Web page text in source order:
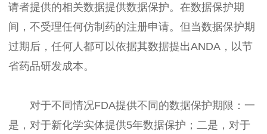
请者提供的相关数据提供数据保护。在数据保护期
间，不受理任何仿制药的注册申请。但当数据保护期
过期后，任何人都可以依据其数据提出ANDA，以节
省药品研发成本。
对于不同情况FDA提供不同的数据保护期限：一
是，对于新化学实体提供5年数据保护；二是，对于